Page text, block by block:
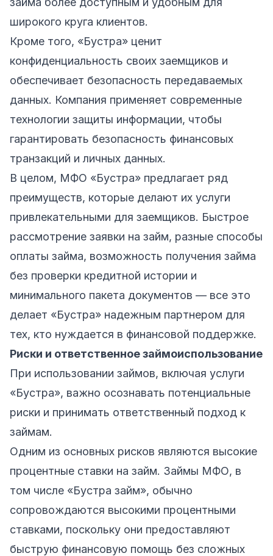
широкого круга клиентов.
Кроме того, «Бустра» ценит
конфиденциальность своих заемщиков и
обеспечивает безопасность передаваемых
данных. Компания применяет современные
технологии защиты информации, чтобы
гарантировать безопасность финансовых
транзакций и личных данных.
В целом, МФО «Бустра» предлагает ряд
преимуществ, которые делают их услуги
привлекательными для заемщиков. Быстрое
рассмотрение заявки на займ, разные способы
оплаты займа, возможность получения займа
без проверки кредитной истории и
минимального пакета документов — все это
делает «Бустра» надежным партнером для
тех, кто нуждается в финансовой поддержке.
Риски и ответственное займоиспользование
При использовании займов, включая услуги
«Бустра», важно осознавать потенциальные
риски и принимать ответственный подход к
займам.
Одним из основных рисков являются высокие
процентные ставки на займ. Займы МФО, в
том числе «Бустра займ», обычно
сопровождаются высокими процентными
ставками, поскольку они предоставляют
быструю финансовую помощь без сложных